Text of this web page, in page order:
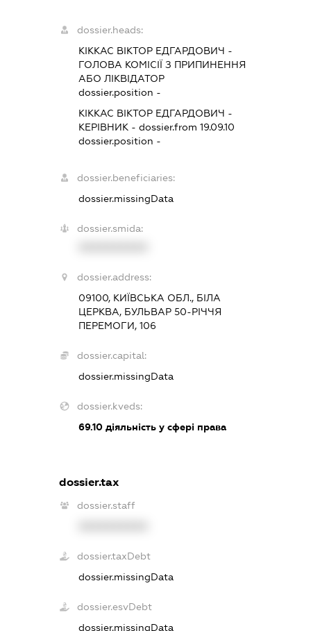
dossier.heads:
КІККАС ВІКТОР ЕДГАРДОВИЧ -
ГОЛОВА КОМІСІЇ З ПРИПИНЕННЯ
АБО ЛІКВІДАТОР
dossier.position -
КІККАС ВІКТОР ЕДГАРДОВИЧ -
КЕРІВНИК - dossier.from 19.09.10
dossier.position -
dossier.beneficiaries:
dossier.missingData
dossier.smida:
dossier.address:
09100, КИЇВСЬКА ОБЛ., БІЛА
ЦЕРКВА, БУЛЬВАР 50-РІЧЧЯ
ПЕРЕМОГИ, 106
dossier.capital:
dossier.missingData
dossier.kveds:
69.10 діяльність у сфері права
dossier.tax
dossier.staff
dossier.taxDebt
dossier.missingData
dossier.esvDebt
dossier.missingData